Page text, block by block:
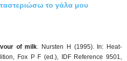
το γάλα μου
of milk. Nursten H (1995). In: Heat-
Fox P F (ed.), IDF Reference 9501,